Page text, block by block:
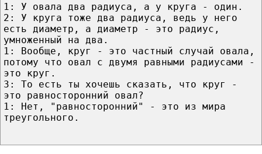
1: У овала два радиуса, а у круга - один.
2: У круга тоже два радиуса, ведь у него
есть диаметр, а диаметр - это радиус,
умноженный на два.
1: Вообще, круг - это частный случай овала,
потому что овал с двумя равными радиусами -
это круг.
3: То есть ты хочешь сказать, что круг -
это равносторонний овал?
1: Нет, "равносторонний" - это из мира
треугольного.